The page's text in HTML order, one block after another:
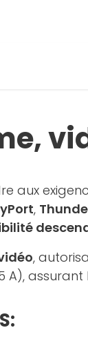
aux
,
,
A),